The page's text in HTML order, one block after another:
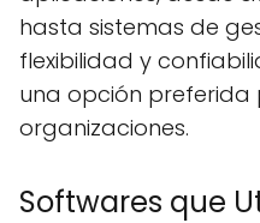
hasta sistemas de
flexibilidad y
una opción
organizaciones.
Softwares que